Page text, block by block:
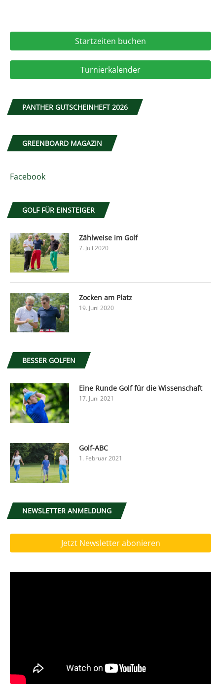
Startzeiten buchen
Turnierkalender
PANTHER GUTSCHEINHEFT 2026
GREENBOARD MAGAZIN
Facebook
GOLF FÜR EINSTEIGER
Zählweise im Golf
7. Juli 2020
Zocken am Platz
19. Juni 2020
BESSER GOLFEN
Eine Runde Golf für die Wissenschaft
17. Juni 2021
Golf-ABC
1. Februar 2021
NEWSLETTER ANMELDUNG
Jetzt Newsletter abonieren